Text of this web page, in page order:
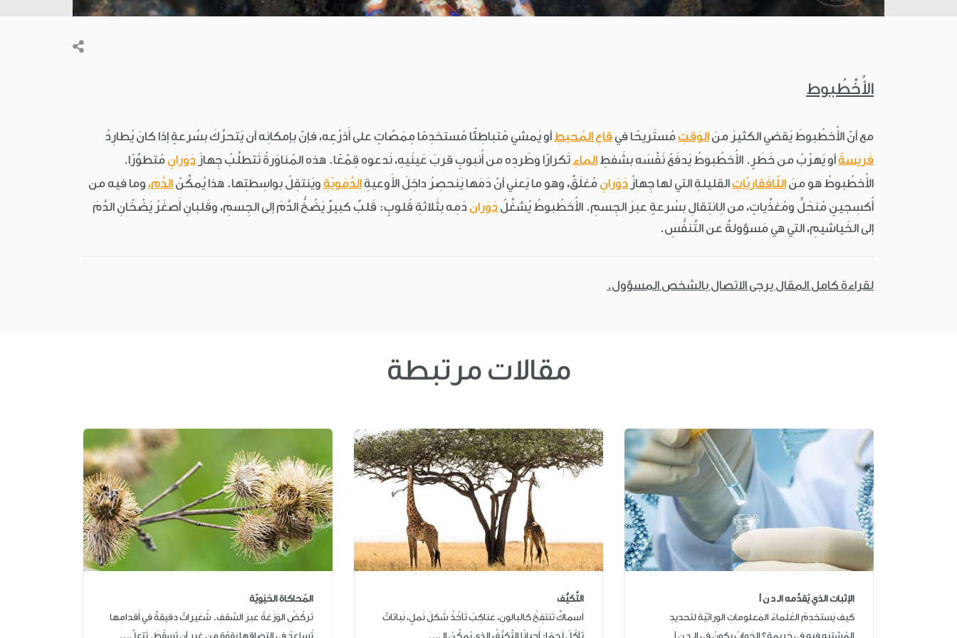
الأُخْطُبوط
مع أنّ الأُخطُبوطَ يَقضي الكثيرَ منَ الوَقتِمُستَريحًا في قاعِ المُحيطِ أو يَمشي مُتباطِئًا مُستخدِمًا مِمَصّاتٍ على أَذرُعِه، فإنّ بإمكانِه أن يَتحرَّكَ بسُرعةٍ إذا كانَ يُطارِدُ
فَريسةً أو يَهرُبُ من خَطَرٍ. الأُخطُبوطُ يَدفَعُ نَفْسَه بشَفطِ الماءِ تَكرارًا وطَردِه من أُنبوبٍ قربَ عَينَيهِ، نَدعوه قِمْعًا. هذه المُناوَرةُ تَتطلَّبُ جِهازَ دَوَرانٍمُتطوِّرًا.
الأُخطُبوطُ هو منَ اللّافَقاريّاتِالقليلةِ التي لها جِهازُ دَوَرانٍمُغلَقٌ، وهو ما يَعني أنّ دَمَها يَنحصِرُ داخِلَ الأَوعيةِ الدَّمَويّةِ ويَنتقِلُ بواسِطتِها. هذا يُمكِّنُ الدَّمَ، وما فيه من
أُكسِجينٍ مُنحَلٍّ ومُغذِّياتٍ، من الِانتِقالِ بسُرعةٍ عبرَ الجِسمِ. الأُخطُبوطُ يُشغِّلُ دَوَرانَ دَمِه بثَلاثةِ قُلوبٍ: قَلبٌ كبيرٌ يَضُخُّ الدَّمَ إلى الجِسمِ، وقَلبانِ أَصغَرُ يَضُخّانِ الدَّمَ
إلى الخَياشيمِ، التي هي مَسؤولةٌ عن التَّنفُّسِ.
لقراءة كامل المقال يرجى الاتصال بالشخص المسؤول.
مقالات مرتبطة
الإثبات الذي يُقدِّمه الـ د ن أ
كيف يَستخدِمُ العُلَماءُ المَعلوماتِ الوِراثيّةَ لتَحديدِ
المُشتبَهِ فيه في جَريمةٍ؟ الجَوابُ يكونُ في الـ د ن أ
التَّكيُّف
أَسماكٌ تَنتفِخُ كالبالونِ، عَناكِبُ تَأخُذُ شَكلَ نَملٍ، نَباتاتٌ
تَأكُلُ لَحمًا: أَحيانًا التَّكيُّفُ الذي يُمكِّنُ ال...
المُحاكاة الحَيَويّة
تَركُضُ الوَزَغةُ عبرَ السَّقفِ. شُعَيراتٌ دقيقةٌ في أَقدامِها
تُساعِدُ في التِصاقِها بقوّةٍ من غيرِ أن تَسقُطَ. تَتعلَّ...